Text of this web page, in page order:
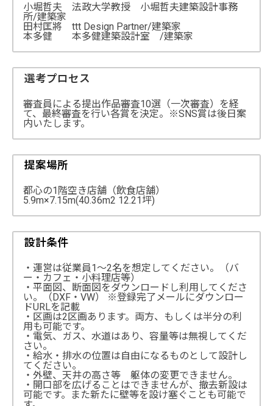
小堀哲夫 法政大学教授 小堀哲夫建築設計事務
所/建築家
田村匡將 ttt Design Partner/建築家
本多健 本多健建築設計室 /建築家
選考プロセス
審査員による提出作品審査10選（一次審査）を経
て、最終審査を行い各賞を決定。※SNS賞は後日案
内いたします。
提案場所
都心の1階空き店舗（飲食店舗）
5.9m×7.15m(40.36m2 12.21坪)
設計条件
・運営は従業員1～2名を想定してください。（バ
ー・カフェ・小料理店等）
・平面図、断面図をダウンロードし利用してくださ
い。（DXF・VW） ※登録完了メールにダウンロー
ドURLを記載
・区画は2区画あります。両方、もしくは半分の利
用も可能です。
・電気、ガス、水道はあり、容量等は無視してくだ
さい。
・給水・排水の位置は自由になるものとして設計し
てください。
・外壁、天井の高さ等 躯体の変更できません。
・開口部を広げることはできませんが、撤去新設は
可能です。また新たに壁等を設け塞ぐことも可能で